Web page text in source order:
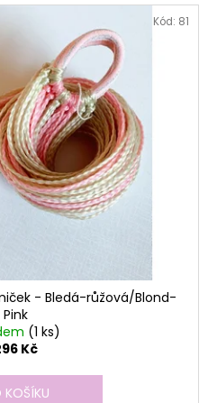
- Bledá-růžová/Blond-
Pink
(1 ks)
Kč
KOŠÍKU
Kód: 81